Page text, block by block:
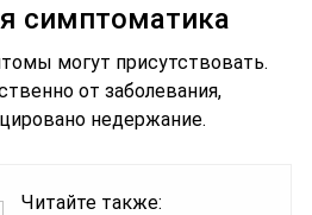
симптоматика
могут присутствовать.
от заболевания,
недержание.
Читайте также: